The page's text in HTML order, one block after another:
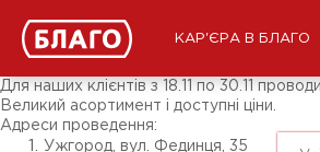
КАР'ЄРА В БЛАГО
ЗМІ про нас
Підписники соц-мереж
Ярмарки
Для наших клієнтів з 18.11 по 30.11
Великий асортимент і доступні ціни.
Адреси проведення:
Ужгород, вул. Фединця, 35